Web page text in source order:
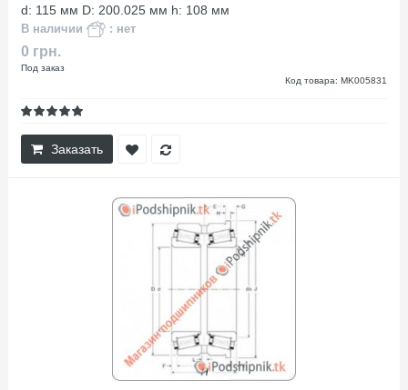
d: 115 мм D: 200.025 мм h: 108 мм
В наличии : нет
0 грн.
Под заказ
Код товара: MK005831
Заказать